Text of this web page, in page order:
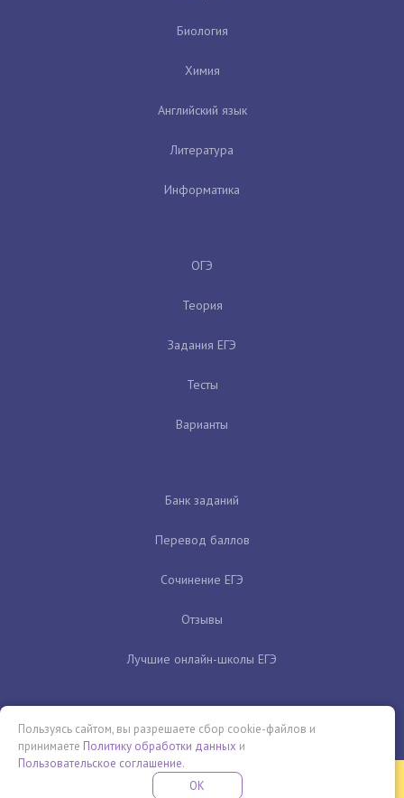
Биология
Химия
Английский язык
Литература
Информатика
ОГЭ
Теория
Задания ЕГЭ
Тесты
Варианты
Банк заданий
Перевод баллов
Сочинение ЕГЭ
Отзывы
Лучшие онлайн-школы ЕГЭ
Бесплатная летняя школа
Пользуясь сайтом, вы разрешаете сбор cookie-файлов и
принимаете Политику обработки данных и
Пользовательское соглашение.
OK